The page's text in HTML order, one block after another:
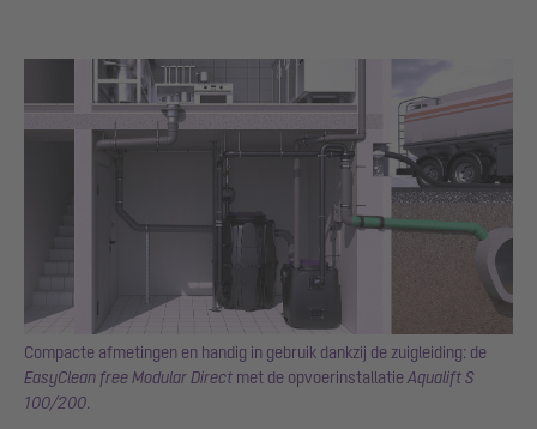
Compacte afmetingen en handig in gebruik dankzij de zuigleiding: de
EasyClean free Modular Direct met de opvoerinstallatieAqualift S
100/200.